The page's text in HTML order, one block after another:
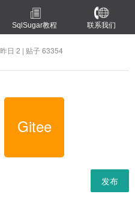
SqlSugar教程 联系我们
日 2 | 贴子 63354
Gitee
发布